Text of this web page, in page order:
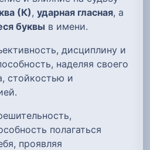
(К), ударная гласная, а
буквы в имени.
дисциплину и
наделяя своего
стойкостью и
полагаться
проявляя